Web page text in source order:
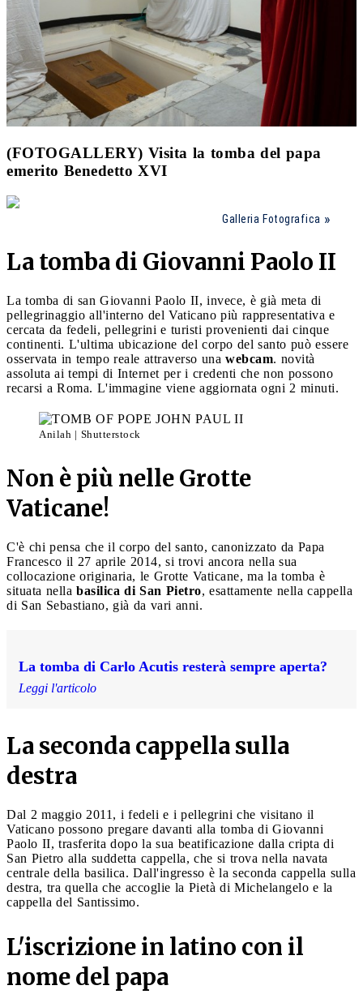
(FOTOGALLERY) Visita la tomba del papa
emerito Benedetto XVI
Galleria Fotografica
La tomba di Giovanni Paolo II
La tomba di san Giovanni Paolo II, invece, è già meta di
pellegrinaggio all'interno del Vaticano più rappresentativa e
cercata da fedeli, pellegrini e turisti provenienti dai cinque
continenti. L'ultima ubicazione del corpo del santo può essere
osservata in tempo reale attraverso una webcam. novità
assoluta ai tempi di Internet per i credenti che non possono
recarsi a Roma. L'immagine viene aggiornata ogni 2 minuti.
Anilah | Shutterstock
Non è più nelle Grotte
Vaticane!
C'è chi pensa che il corpo del santo, canonizzato da Papa
Francesco il 27 aprile 2014, si trovi ancora nella sua
collocazione originaria, le Grotte Vaticane, ma la tomba è
situata nella basilica di San Pietro, esattamente nella cappella
di San Sebastiano, già da vari anni.
La tomba di Carlo Acutis resterà sempre aperta?
Leggi l'articolo
La seconda cappella sulla
destra
Dal 2 maggio 2011, i fedeli e i pellegrini che visitano il
Vaticano possono pregare davanti alla tomba di Giovanni
Paolo II, trasferita dopo la sua beatificazione dalla cripta di
San Pietro alla suddetta cappella, che si trova nella navata
centrale della basilica. Dall'ingresso è la seconda cappella sulla
destra, tra quella che accoglie la Pietà di Michelangelo e la
cappella del Santissimo.
L'iscrizione in latino con il
nome del papa